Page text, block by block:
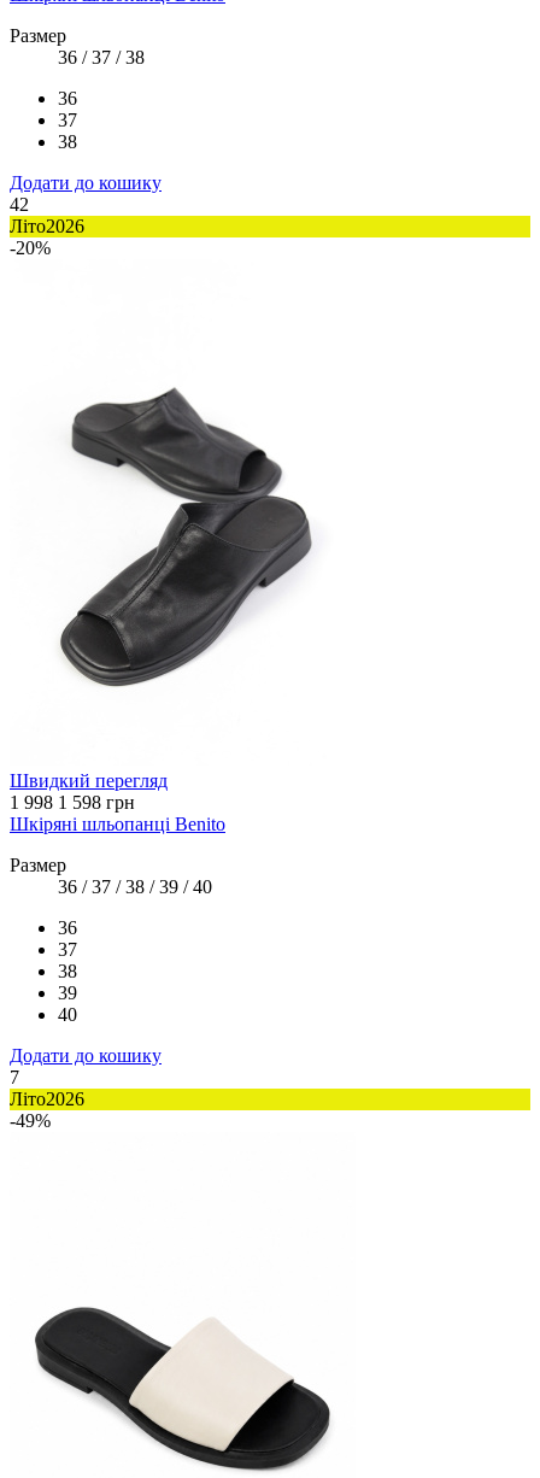
Размер
36 / 37 / 38
36
37
38
Додати до кошику
42
Літо2026
-20%
Швидкий перегляд
1 998 1 598 грн
Шкіряні шльопанці Benito
Размер
36 / 37 / 38 / 39 / 40
36
37
38
39
40
Додати до кошику
7
Літо2026
-49%